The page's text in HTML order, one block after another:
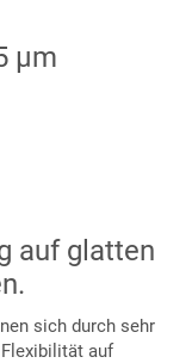
µm
auf glatten
sich durch sehr
auf